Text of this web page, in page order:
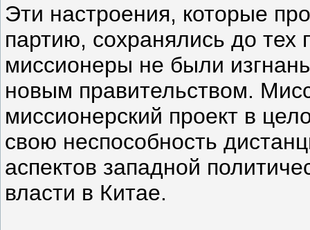
Эти настроения, которые
партию, сохранялись до
миссионеры не были
новым правительством.
миссионерский проект в
свою неспособность
аспектов западной
власти в Китае.